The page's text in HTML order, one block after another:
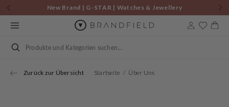
Zum
Inhalt
springen
New Brand | G-STAR | Watches & Jewellery
Suchen
Zurück zur Übersicht Startseite Über Uns